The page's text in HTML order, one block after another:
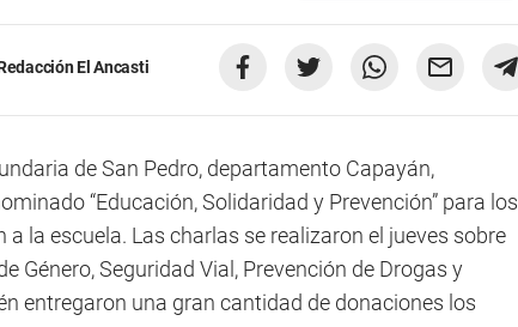
El Ancasti
de San Pedro, departamento Capayán,
“Educación, Solidaridad y Prevención” para los
la escuela. Las charlas se realizaron el jueves sobre
Género, Seguridad Vial, Prevención de Drogas y
entregaron una gran cantidad de donaciones los